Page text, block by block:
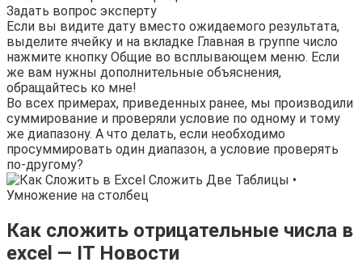
Задать вопрос эксперту
Если вы видите дату вместо ожидаемого результата,
выделите ячейку и на вкладке Главная в группе число
нажмите кнопку Общие во всплывающем меню. Если
же вам нужны дополнительные объяснения,
обращайтесь ко мне!
Во всех примерах, приведенных ранее, мы производили
суммирование и проверяли условие по одному и тому
же диапазону. А что делать, если необходимо
просуммировать один диапазон, а условие проверять
по-другому?
Как сложить отрицательные числа в
excel — IT Новости